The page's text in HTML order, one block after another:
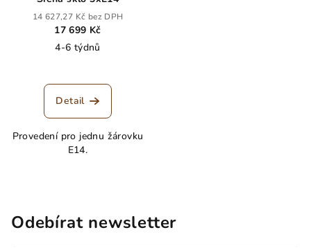
14 627,27 Kč bez DPH
17 699 Kč
4-6 týdnů
Detail
Provedení pro jednu žárovku
E14.
Odebírat newsletter